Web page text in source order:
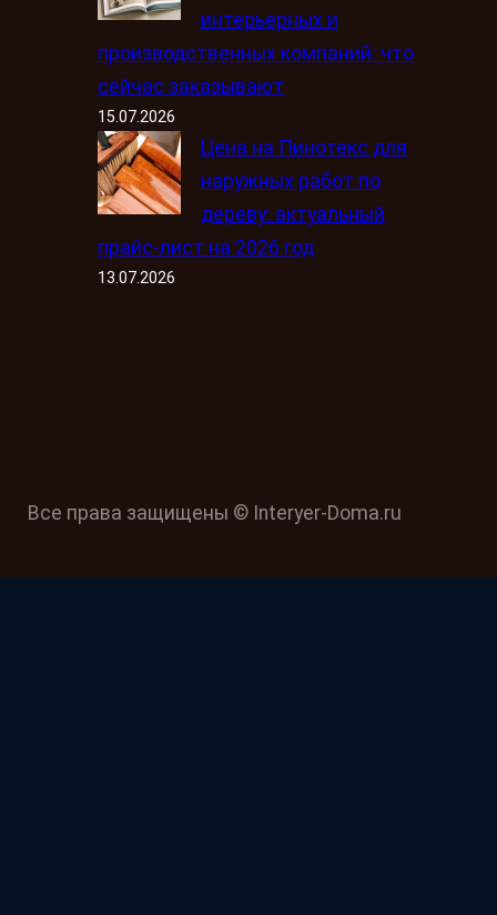
интерьерных и
производственных компаний: что
сейчас заказывают
15.07.2026
Цена на Пинотекс для
наружных работ по
дереву: актуальный
прайс-лист на 2026 год
13.07.2026
Все права защищены © Interyer-Doma.ru